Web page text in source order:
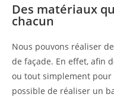
Des matériaux
chacun
Nous pouvons réaliser
de façade. En effet, afin
ou tout simplement
possible de réaliser un